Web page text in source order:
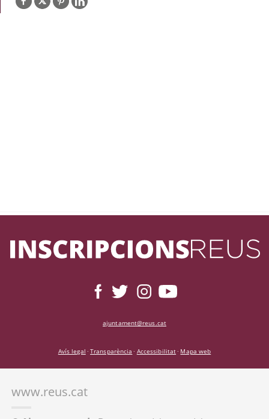
ajuntament@reus.cat
Avís legal ·Transparència · Accessibilitat· Mapa web
www.reus.cat